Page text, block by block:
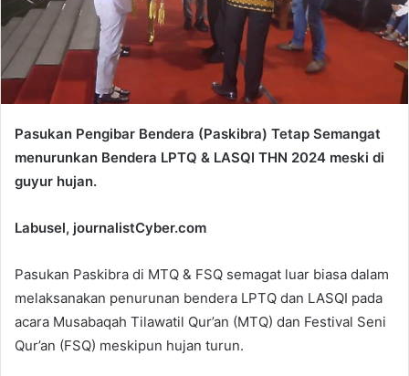
Pasukan Pengibar Bendera (Paskibra) Tetap Semangat
menurunkan Bendera LPTQ & LASQI THN 2024 meski di
guyur hujan.
Labusel, journalistCyber.com
Pasukan Paskibra di MTQ & FSQ semagat luar biasa dalam
melaksanakan penurunan bendera LPTQ dan LASQI pada
acara Musabaqah Tilawatil Qur’an (MTQ) dan Festival Seni
Qur’an (FSQ) meskipun hujan turun.